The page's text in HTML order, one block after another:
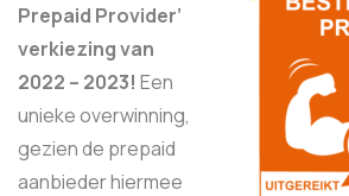
Prepaid Provider’
verkiezing van
2022 – 2023! Een
unieke overwinning,
gezien de prepaid
aanbieder hiermee